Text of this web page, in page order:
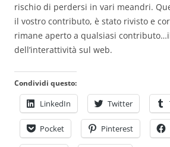
rischio di perdersi in vari meandri.
il vostro contributo, è stato rivisto e
rimane aperto a qualsiasi
dell’interattività sul web.
Condividi questo:
LinkedIn Twitter
Pocket Pinterest